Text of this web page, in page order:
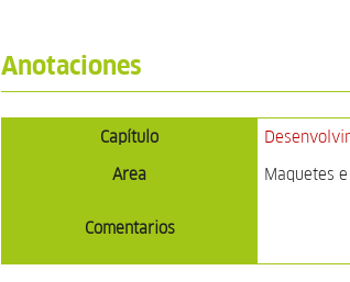
Anotaciones
Capítulo
Area
Maquetes
Comentarios